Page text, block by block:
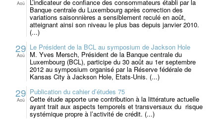
Aoû L’indicateur de confiance des consommateurs établi par la
Banque centrale du Luxembourg après correction des
variations saisonnières a sensiblement reculé en août,
atteignant ainsi son niveau le plus bas depuis janvier 2010.
(...)
29
Aoû
Le Président de la BCL au symposium de Jackson Hole
M. Yves Mersch, Président de la Banque centrale du
Luxembourg (BCL), participe du 30 août au 1er septembre
2012 au symposium organisé par la Réserve fédérale de
Kansas City à Jackson Hole, Etats-Unis. (...)
29
Aoû
Publication du cahier d’études 75
Cette étude apporte une contribution à la littérature actuelle
ayant trait aux aspects temporels et transversaux du risque
systémique propre à l’activité de crédit. (...)